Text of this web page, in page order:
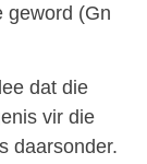
geword (Gn
dat die
vir die
daarsonder.